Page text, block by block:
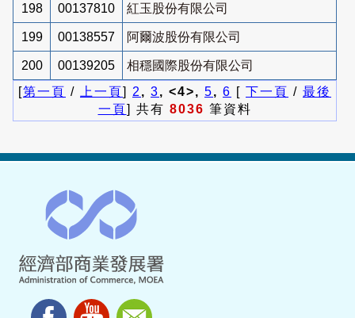
198 00137810 紅玉股份有限公司
199 00138557 阿爾波股份有限公司
200 00139205
相穩國際股份有限公司
[第一頁 / 上一頁] 2 , 3, <4>, 5, 6 [ 下一頁 / 最後
一頁] 共有 8036 筆資料